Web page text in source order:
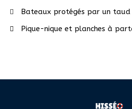
Bateaux protégés par un taud
Pique-nique et planches à